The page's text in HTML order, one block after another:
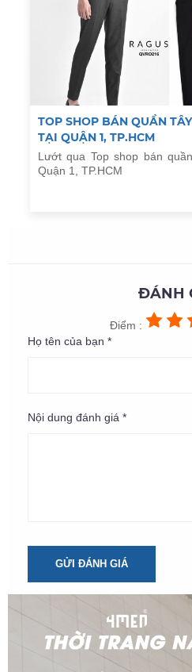
TOP SHOP BÁN QUẦN
TẠI QUẬN 1, TP.HCM
Lướt qua Top shop bán
Quận 1, TP.HCM
ĐÁNH
Điểm :
Họ tên của bạn *
Nội dung đánh giá *
GỬI ĐÁNH GIÁ